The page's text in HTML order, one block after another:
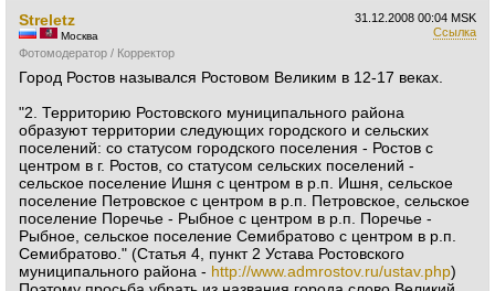
31.12.2008 00:04 MSK
Ссылка
Streletz
Москва
Фотомодератор / Корректор
Город Ростов назывался Ростовом Великим в 12-17 веках.
"2. Территорию Ростовского муниципального района
образуют территории следующих городского и сельских
поселений: со статусом городского поселения - Ростов с
центром в г. Ростов, со статусом сельских поселений -
сельское поселение Ишня с центром в р.п. Ишня, сельское
поселение Петровское с центром в р.п. Петровское, сельское
поселение Поречье - Рыбное с центром в р.п. Поречье -
Рыбное, сельское поселение Семибратово с центром в р.п.
Семибратово." (Статья 4, пункт 2 Устава Ростовского
муниципального района - http://www.admrostov.ru/ustav.php)